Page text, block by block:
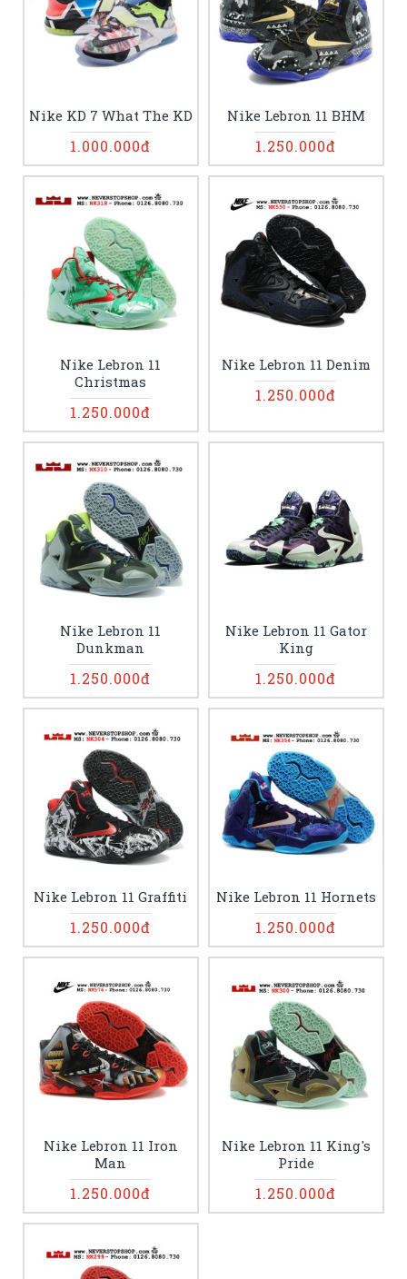
Nike KD 7 What The KD
1.000.000đ
Nike Lebron 11 BHM
1.250.000đ
Nike Lebron 11
Christmas
1.250.000đ
Nike Lebron 11 Denim
1.250.000đ
Nike Lebron 11
Dunkman
1.250.000đ
Nike Lebron 11 Gator
King
1.250.000đ
Nike Lebron 11 Graffiti
1.250.000đ
Nike Lebron 11 Hornets
1.250.000đ
Nike Lebron 11 Iron
Man
1.250.000đ
Nike Lebron 11 King's
Pride
1.250.000đ